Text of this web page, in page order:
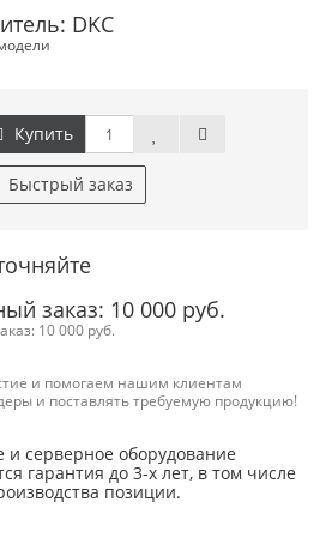
DKC
Купить
Быстрый заказ
заказ: 10 000 руб.
10 000 руб.
и помогаем нашим клиентам
и поставлять требуемую продукцию!
и серверное оборудование
гарантия до 3-х лет, в том числе
позиции.